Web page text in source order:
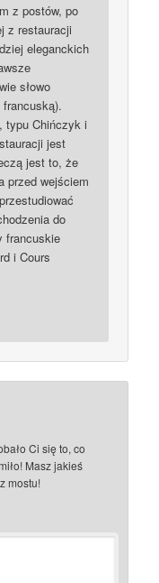
z postów, po
z restauracji
eleganckich
słowo
francuską).
typu Chińczyk i
jest
jest to, że
przed wejściem
do
francuskie
i Cours
Ci się to, co
Masz jakieś
mostu!